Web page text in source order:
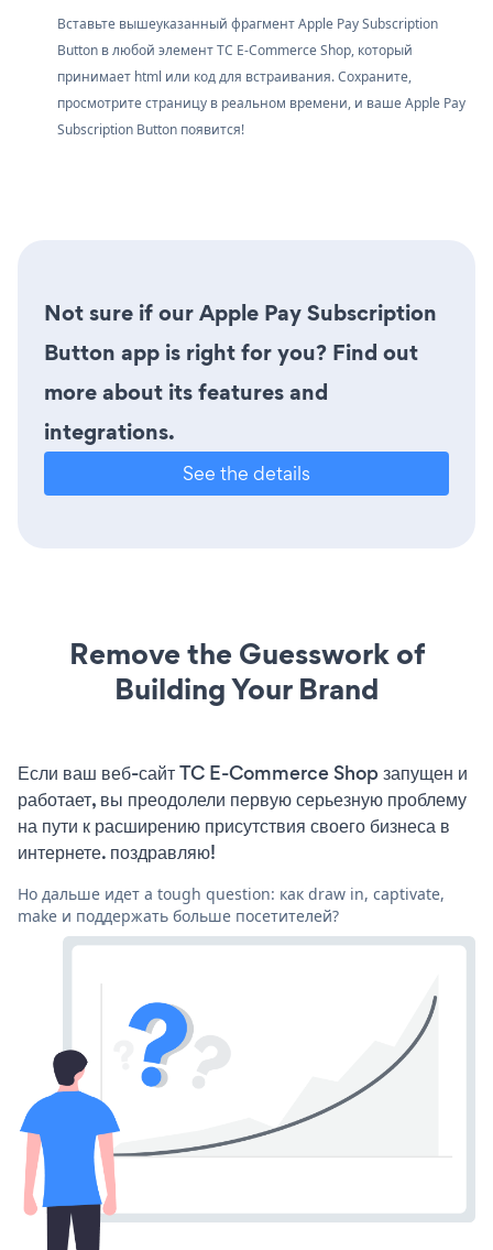
Вставьте вышеуказанный фрагмент Apple Pay Subscription
Button в любой элемент TC E-Commerce Shop, который
принимает html или код для встраивания. Сохраните,
просмотрите страницу в реальном времени, и ваше Apple Pay
Subscription Button появится!
Not sure if our Apple Pay Subscription
Button app is right for you? Find out
more about its features and
integrations.
See the details
Remove the Guesswork of
Building Your Brand
Если ваш веб-сайт TC E-Commerce Shop запущен и
работает, вы преодолели первую серьезную проблему
на пути к расширению присутствия своего бизнеса в
интернете. поздравляю!
Но дальше идет a tough question: как draw in, captivate,
make и поддержать больше посетителей?